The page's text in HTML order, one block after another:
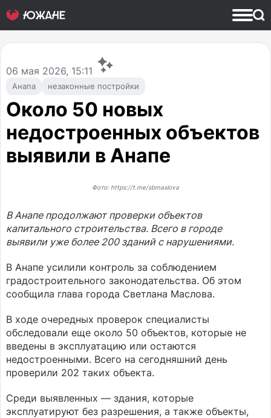
Анапа незаконные постройки
06 мая 2026, 15:11
Около 50 новых
недостроенных объектов
выявили в Анапе
Фото: https://t.me/sbmaslova
В Анапе продолжают проверки объектов
капитального строительства. Всего в городе
выявили уже более 200 зданий с нарушениями.
В Анапе усилили контроль за соблюдением
градостроительного законодательства. Об этом
сообщила глава города Светлана Маслова.
В ходе очередных проверок специалисты
обследовали еще около 50 объектов, которые не
введены в эксплуатацию или остаются
недостроенными. Всего на сегодняшний день
проверили 202 таких объекта.
Среди выявленных — здания, которые
эксплуатируют без разрешения, а также объекты,